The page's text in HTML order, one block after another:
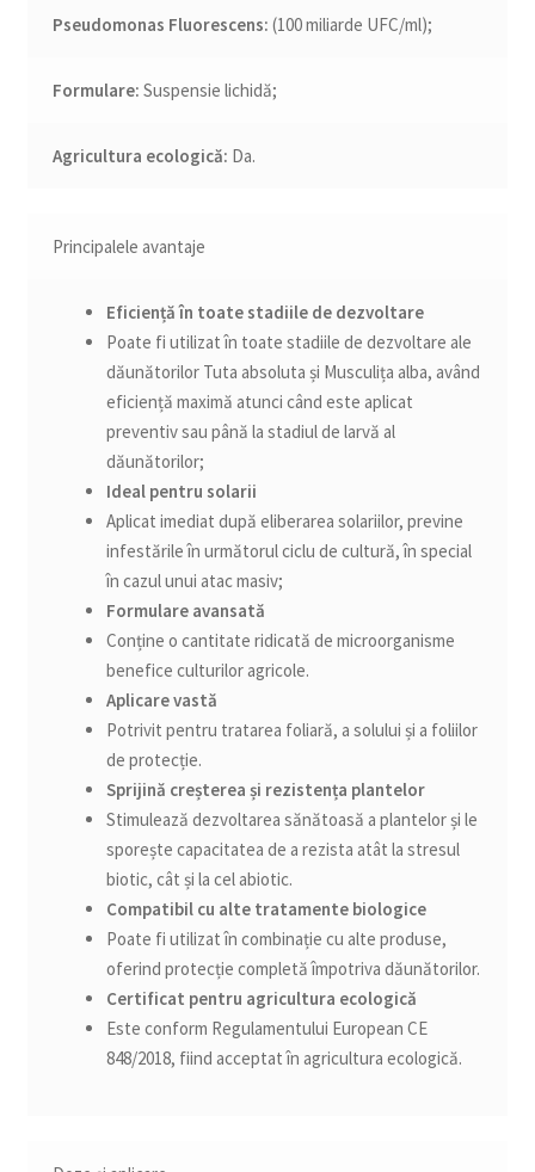
Pseudomonas Fluorescens: (100 miliarde UFC/ml);
Formulare: Suspensie lichidă;
Agricultura ecologică: Da.
Principalele avantaje
Eficiență în toate stadiile de dezvoltare
Poate fi utilizat în toate stadiile de dezvoltare ale
dăunătorilor Tuta absoluta și Musculița alba, având
eficiență maximă atunci când este aplicat
preventiv sau până la stadiul de larvă al
dăunătorilor;
Ideal pentru solarii
Aplicat imediat după eliberarea solariilor, previne
infestările în următorul ciclu de cultură, în special
în cazul unui atac masiv;
Formulare avansată
Conține o cantitate ridicată de microorganisme
benefice culturilor agricole.
Aplicare vastă
Potrivit pentru tratarea foliară, a solului și a foliilor
de protecție.
Sprijină creșterea și rezistența plantelor
Stimulează dezvoltarea sănătoasă a plantelor și le
sporește capacitatea de a rezista atât la stresul
biotic, cât și la cel abiotic.
Compatibil cu alte tratamente biologice
Poate fi utilizat în combinație cu alte produse,
oferind protecție completă împotriva dăunătorilor.
Certificat pentru agricultura ecologică
Este conform Regulamentului European CE
848/2018, fiind acceptat în agricultura ecologică.